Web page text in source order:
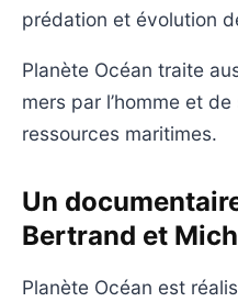
prédation et évolution
Planète Océan traite
mers par l’homme et
ressources maritimes.
Un
Bertrand et
Planète Océan est